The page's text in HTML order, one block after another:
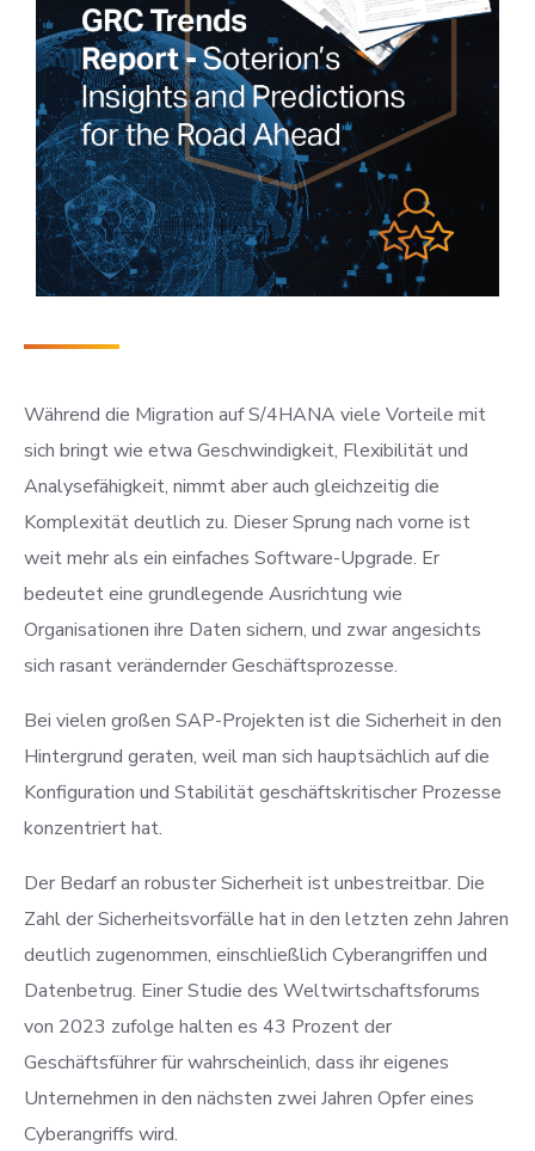
Während die Migration auf S/4HANA viele Vorteile mit
sich bringt wie etwa Geschwindigkeit, Flexibilität und
Analysefähigkeit, nimmt aber auch gleichzeitig die
Komplexität deutlich zu. Dieser Sprung nach vorne ist
weit mehr als ein einfaches Software-Upgrade. Er
bedeutet eine grundlegende Ausrichtung wie
Organisationen ihre Daten sichern, und zwar angesichts
sich rasant verändernder Geschäftsprozesse.
Bei vielen großen SAP-Projekten ist die Sicherheit in den
Hintergrund geraten, weil man sich hauptsächlich auf die
Konfiguration und Stabilität geschäftskritischer Prozesse
konzentriert hat.
Der Bedarf an robuster Sicherheit ist unbestreitbar. Die
Zahl der Sicherheitsvorfälle hat in den letzten zehn Jahren
deutlich zugenommen, einschließlich Cyberangriffen und
Datenbetrug. Einer Studie des Weltwirtschaftsforums
von 2023 zufolge halten es 43 Prozent der
Geschäftsführer für wahrscheinlich, dass ihr eigenes
Unternehmen in den nächsten zwei Jahren Opfer eines
Cyberangriffs wird.